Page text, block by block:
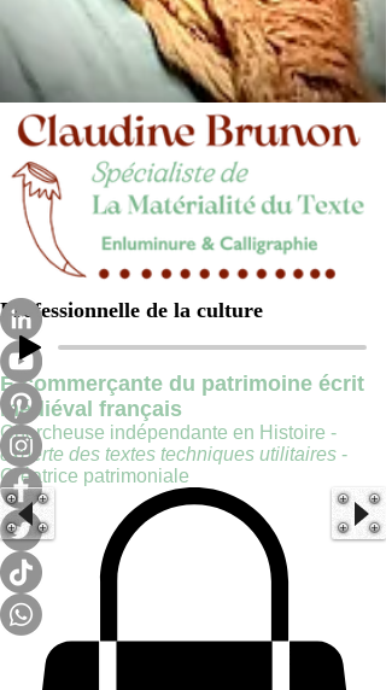
Professionnelle de la culture
E-commerçante du patrimoine écrit
médiéval français
Chercheuse indépendante en Histoire -
experte des textes techniques utilitaires -
Créatrice patrimoniale